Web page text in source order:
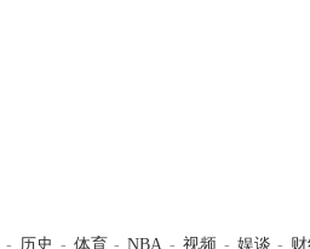
- 历史 - 体育 - NBA - 视频 - 娱谈 -